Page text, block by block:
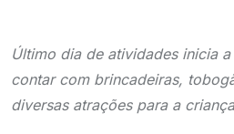
Último dia de atividades inicia
contar com brincadeiras,
diversas atrações para a